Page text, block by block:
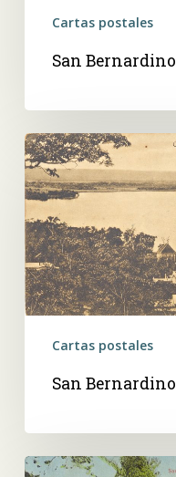
Cartas postales
San Bernardino
San
Bernardino
Cartas postales
San Bernardino
San